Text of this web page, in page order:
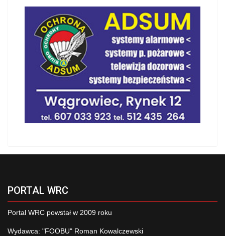
PORTAL WRC
Portal WRC powstał w 2009 roku
Wydawca: "FOOBU" Roman Kowalczewski